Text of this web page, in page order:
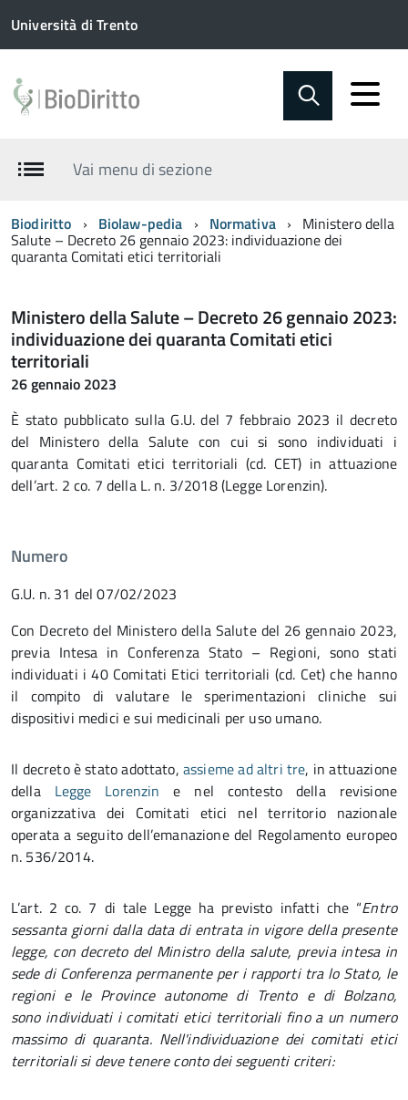
Università di Trento
Vai menu di sezione
Biodiritto Biolaw-pedia Normativa Ministero della
Salute – Decreto 26 gennaio 2023: individuazione dei
quaranta Comitati etici territoriali
Ministero della Salute – Decreto 26 gennaio 2023:
individuazione dei quaranta Comitati etici
territoriali
26 gennaio 2023
È stato pubblicato sulla G.U. del 7 febbraio 2023 il decreto
del Ministero della Salute con cui si sono individuati i
quaranta Comitati etici territoriali (cd. CET) in attuazione
dell’art. 2 co. 7 della L. n. 3/2018 (Legge Lorenzin).
Numero
G.U. n. 31 del 07/02/2023
Con Decreto del Ministero della Salute del 26 gennaio 2023,
previa Intesa in Conferenza Stato – Regioni, sono stati
individuati i 40 Comitati Etici territoriali (cd. Cet) che hanno
il compito di valutare le sperimentazioni cliniche sui
dispositivi medici e sui medicinali per uso umano.
Il decreto è stato adottato,assieme ad altri tre, in attuazione
della Legge Lorenzin e nel contesto della revisione
organizzativa dei Comitati etici nel territorio nazionale
operata a seguito dell’emanazione del Regolamento europeo
n. 536/2014.
L’art. 2 co. 7 di tale Legge ha previsto infatti che “Entro
sessanta giorni dalla data di entrata in vigore della presente
legge, con decreto del Ministro della salute, previa intesa in
sede di Conferenza permanente per i rapporti tra lo Stato, le
regioni e le Province autonome di Trento e di Bolzano,
sono individuati i comitati etici territoriali fino a un numero
massimo di quaranta. Nell'individuazione dei comitati etici
territoriali si deve tenere conto dei seguenti criteri: